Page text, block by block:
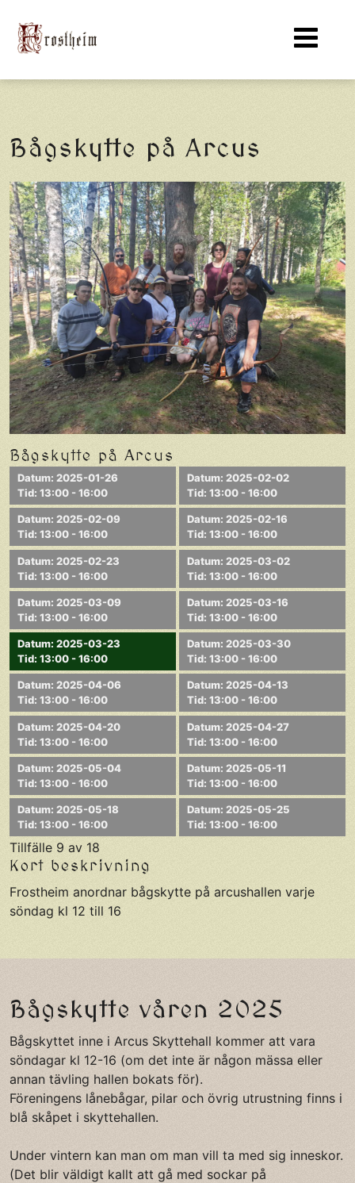
Bågskytte på Arcus
Bågskytte på Arcus
Datum: 2025-01-26
Tid: 13:00 - 16:00
Datum: 2025-02-02
Tid: 13:00 - 16:00
Datum: 2025-02-09
Tid: 13:00 - 16:00
Datum: 2025-02-16
Tid: 13:00 - 16:00
Datum: 2025-02-23
Tid: 13:00 - 16:00
Datum: 2025-03-02
Tid: 13:00 - 16:00
Datum: 2025-03-09
Tid: 13:00 - 16:00
Datum: 2025-03-16
Tid: 13:00 - 16:00
Datum: 2025-03-23
Tid: 13:00 - 16:00
Datum: 2025-03-30
Tid: 13:00 - 16:00
Datum: 2025-04-06
Tid: 13:00 - 16:00
Datum: 2025-04-13
Tid: 13:00 - 16:00
Datum: 2025-04-20
Tid: 13:00 - 16:00
Datum: 2025-04-27
Tid: 13:00 - 16:00
Datum: 2025-05-04
Tid: 13:00 - 16:00
Datum: 2025-05-11
Tid: 13:00 - 16:00
Datum: 2025-05-18
Tid: 13:00 - 16:00
Datum: 2025-05-25
Tid: 13:00 - 16:00
Tillfälle 9 av 18
Kort beskrivning
Frostheim anordnar bågskytte på arcushallen varje
söndag kl 12 till 16
Bågskytte våren 2025
Bågskyttet inne i Arcus Skyttehall kommer att vara
söndagar kl 12-16 (om det inte är någon mässa eller
annan tävling hallen bokats för).
Föreningens lånebågar, pilar och övrig utrustning finns i
blå skåpet i skyttehallen.
Under vintern kan man om man vill ta med sig inneskor.
(Det blir väldigt kallt att gå med sockar på